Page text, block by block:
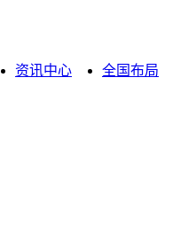
资讯中心 全国布局